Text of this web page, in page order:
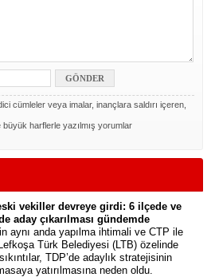
cümleler veya imalar, inançlara saldırı içeren,
harflerle yazılmış yorumlar
vekiller devreye girdi: 6 ilçede ve
aday çıkarılması gündemde
aynı anda yapılma ihtimali ve CTP ile
Türk Belediyesi (LTB) özelinde
TDP’de adaylık stratejisinin
yatırılmasına neden oldu.